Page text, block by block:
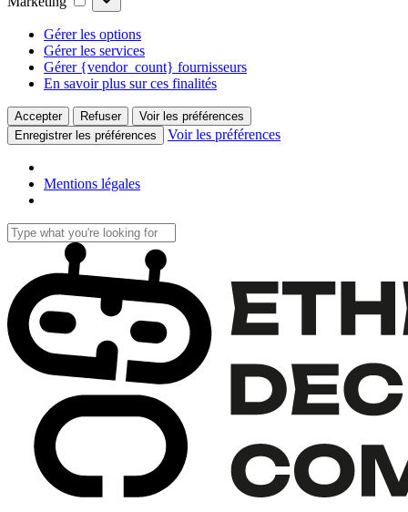
Gérer les options
Gérer les services
Gérer {vendor_count} fournisseurs
En savoir plus sur ces finalités
Accepter Refuser
Voir les préférences
Enregistrer les préférences
Voir les préférences
Mentions légales
Skip
to
content